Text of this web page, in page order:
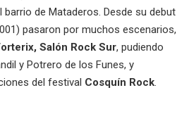
de Mataderos. Desde su debut
pasaron por muchos escenarios,
Salón Rock Sur, pudiendo
y Potrero de los Funes, y
del festival Cosquín Rock.